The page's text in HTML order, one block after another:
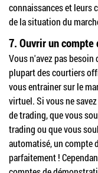
connaissances et leurs
de la situation du
7. Ouvrir un compte
Vous n'avez pas besoin
plupart des courtiers
vous entrainer sur le
virtuel. Si vous ne
de trading, que vous
trading ou que vous
automatisé, un compte
parfaitement !